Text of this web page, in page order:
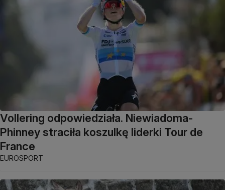
Vollering odpowiedziała. Niewiadoma-
Phinney straciła koszulkę liderki Tour de
France
EUROSPORT